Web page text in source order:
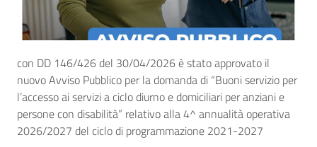
con DD 146/426 del 30/04/2026 è stato approvato il
nuovo Avviso Pubblico per la domanda di “Buoni servizio per
l’accesso ai servizi a ciclo diurno e domiciliari per anziani e
persone con disabilità” relativo alla 4^ annualità operativa
2026/2027 del ciclo di programmazione 2021-2027